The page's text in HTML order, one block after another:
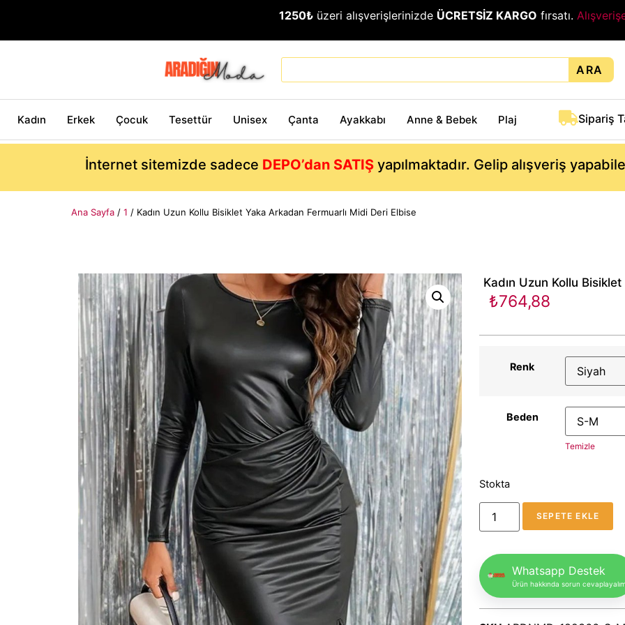
1250₺ üzeri alışverişlerinizde ÜCRETSİZ KARGO fırsatı.
ARA
Kadın Erkek Çocuk Tesettür Unisex Çanta Ayakkabı Anne & Bebek Plaj Sipariş
İnternet sitemizde sadece DEPO’dan SATIŞyapılmaktadır. Gelip alışveriş
Ana Sayfa / 1 / Kadın Uzun Kollu Bisiklet Yaka Arkadan Fermuarlı Midi Deri Elbise
Kadın Uzun Kollu
₺764,88
Renk
Beden
Temizle
Stokta
SEPETE EKLE
Whatsapp Destek
Ürün hakkında sorun